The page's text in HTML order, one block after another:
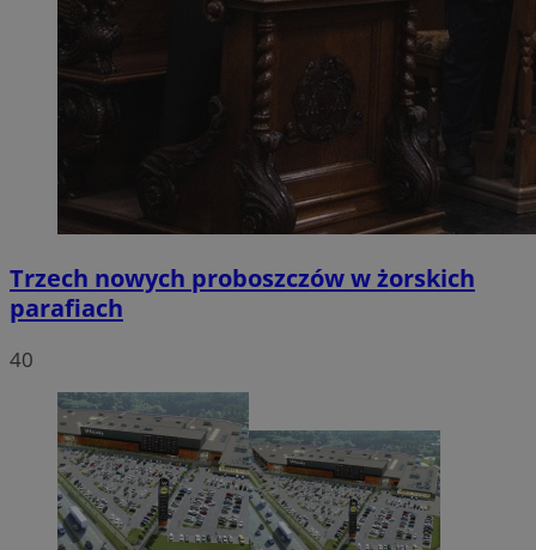
Trzech nowych proboszczów w żorskich
parafiach
40